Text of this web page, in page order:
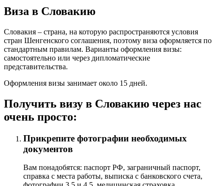
Виза в Словакию
Словакия – страна, на которую распространяются условия
стран Шенгенского соглашения, поэтому виза оформляется по
стандартным правилам. Варианты оформления визы:
самостоятельно или через дипломатические
представительства.
Оформления визы занимает около 15 дней.
Получить визу в Словакию через нас
очень просто:
Прикрепите фотографии необходимых
документов
Вам понадобятся: паспорт РФ, заграничный паспорт,
справка с места работы, выписка с банковского счета,